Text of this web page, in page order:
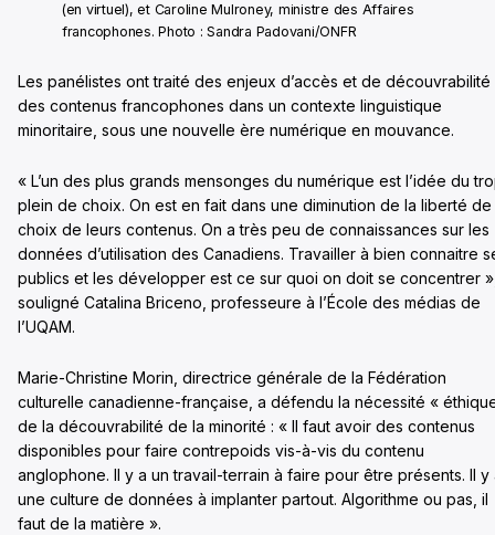
(en virtuel), et Caroline Mulroney, ministre des Affaires
francophones. Photo : Sandra Padovani/ONFR
Les panélistes ont traité des enjeux d’accès et de découvrabilité
des contenus francophones dans un contexte linguistique
minoritaire, sous une nouvelle ère numérique en mouvance.
« L’un des plus grands mensonges du numérique est l’idée du
plein de choix. On est en fait dans une diminution de la liberté de
choix de leurs contenus. On a très peu de connaissances sur les
données d’utilisation des Canadiens. Travailler à bien connaitre
publics et les développer est ce sur quoi on doit se concentrer
souligné Catalina Briceno, professeure à l’École des médias de
l’UQAM.
Marie-Christine Morin, directrice générale de la Fédération
culturelle canadienne-française, a défendu la nécessité «
de la découvrabilité de la minorité : « Il faut avoir des contenus
disponibles pour faire contrepoids vis-à-vis du contenu
anglophone. Il y a un travail-terrain à faire pour être présents. Il y
une culture de données à implanter partout. Algorithme ou pas, il
faut de la matière ».